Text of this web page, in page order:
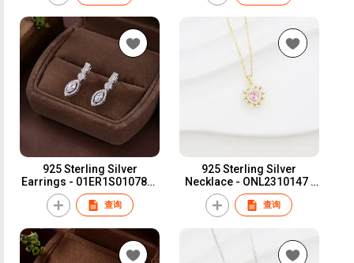
925 Sterling Silver
Earrings - 01ER1S010782 |
Blossom CS Jewelry
查询
925 Sterling Silver
Necklace - ONL2310147 |
Blossom CS Jewelry
查询